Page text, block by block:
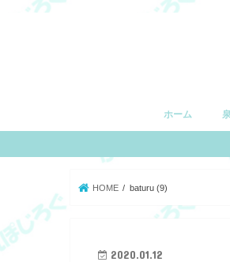
ホーム
HOME baturu (9)
2020.01.12